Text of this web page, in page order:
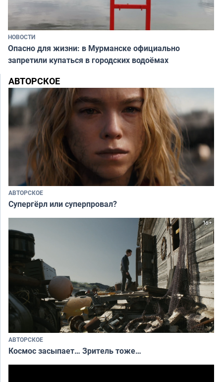
НОВОСТИ
Опасно для жизни: в Мурманске официально
запретили купаться в городских водоёмах
АВТОРСКОЕ
АВТОРСКОЕ
Супергёрл или суперпровал?
АВТОРСКОЕ
Космос засыпает… Зритель тоже…